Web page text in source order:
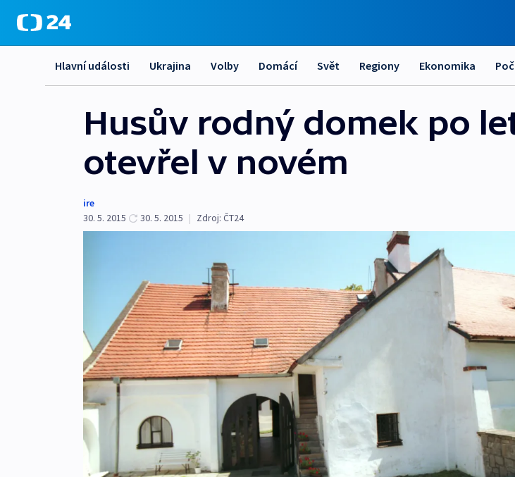
Hlavní události Ukrajina Volby Domácí Svět Regiony Ekonomika
Husův rodný domek po
otevřel v novém
ire
30. 5. 2015
30. 5. 2015 | Zdroj: ČT24